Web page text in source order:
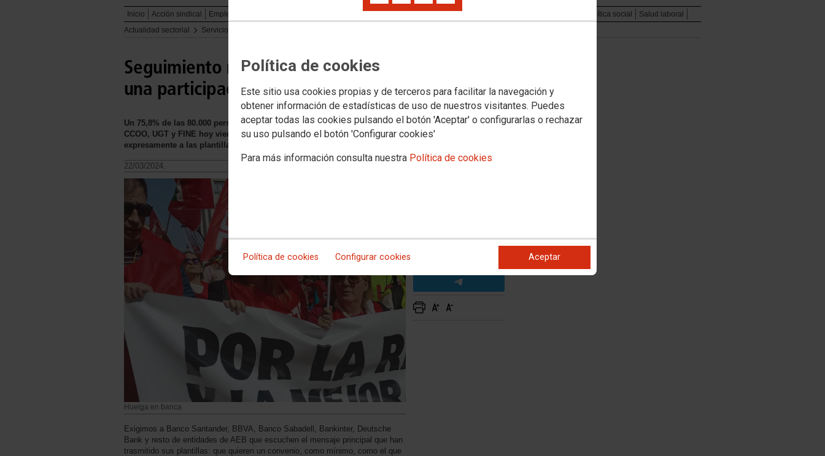
Política de cookies
Este sitio usa cookies propias y de terceros para facilitar la navegación y
obtener información de estadísticas de uso de nuestros visitantes. Puedes
aceptar todas las cookies pulsando el botón 'Aceptar' o configurarlas o rechazar
su uso pulsando el botón 'Configurar cookies'
Para más información consulta nuestra Política de cookies
Política de cookies Configurar cookies Aceptar
Inicio Acción sindical Empleo Medio ambiente Migraciones Política social
Salud laboral
Actualidad sectorial
Servicios
Seguimiento masivo de la huelga en Banca, con
una participación del 75,8%
Un 75,8% de las 80.000 personas trabajadoras de Banca han secundado la huelga convocada por
CCOO, UGT y FINE hoy viernes 22 de marzo. Los 3 sindicatos convocantes agradecemos
expresamente a las plantillas del sector el seguimiento de una convocatoria histórica.
22/03/2024.
Huelga en banca
Exigimos a Banco Santander, BBVA, Banco Sabadell, Bankinter, Deutsche
Bank y resto de entidades de AEB que escuchen el mensaje principal que han
trasmitido sus plantillas: que quieren un convenio, como mínimo, como el que